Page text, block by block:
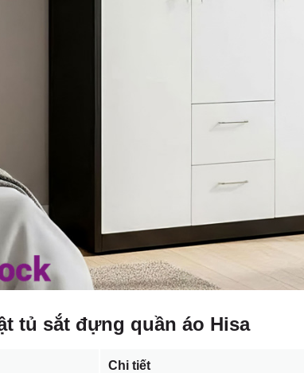
tủ sắt đựng quần áo Hisa
Chi tiết